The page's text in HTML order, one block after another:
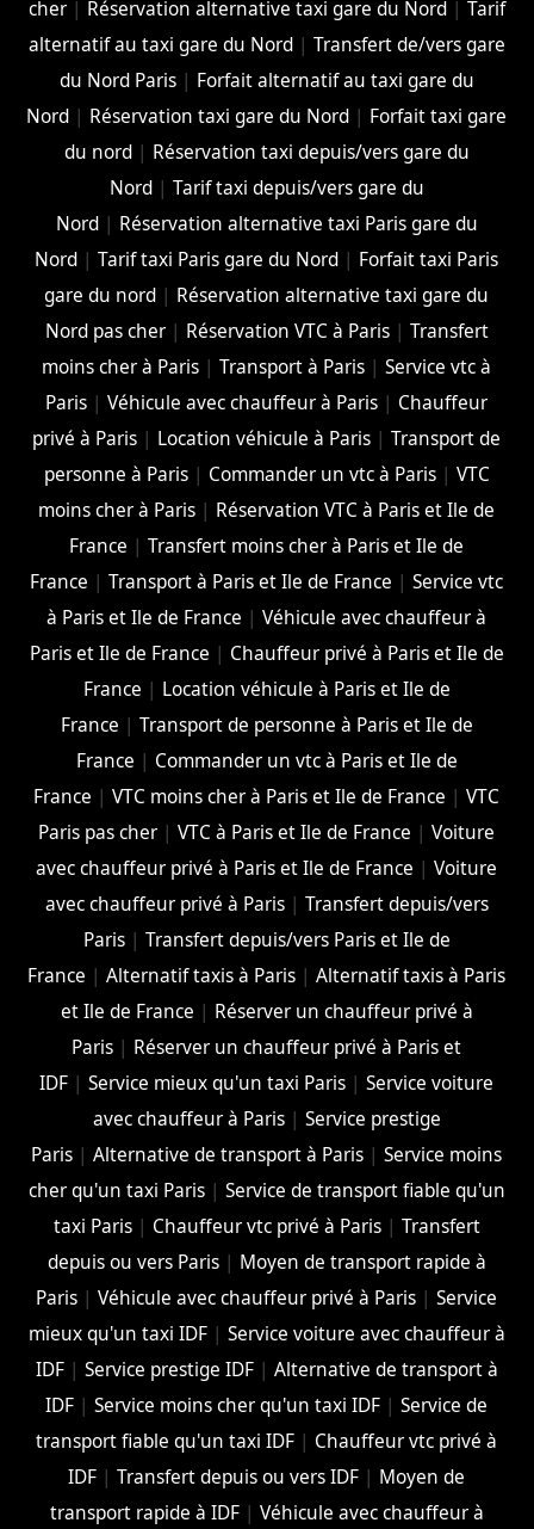
cher| Réservation alternative taxi gare du Nord| Tarif
alternatif au taxi gare du Nord| Transfert de/vers gare
du Nord Paris| Forfait alternatif au taxi gare du
Nord | Réservation taxi gare du Nord | Forfait taxi gare
du nord| Réservation taxi depuis/vers gare du
Nord| Tarif taxi depuis/vers gare du
Nord| Réservation alternative taxi Paris gare du
Nord |Tarif taxi Paris gare du Nord | Forfait taxi Paris
gare du nord | Réservation alternative taxi gare du
Nord pas cher| Réservation VTC à Paris| Transfert
moins cher à Paris |Transport à Paris |Service vtc à
Paris |Véhicule avec chauffeur à Paris | Chauffeur
privé à Paris | Location véhicule à Paris |Transport de
personne à Paris| Commander un vtc à Paris| VTC
moins cher à Paris | Réservation VTC à Paris et Ile de
France |Transfert moins cher à Paris et Ile de
France |Transport à Paris et Ile de France |Service vtc
à Paris et Ile de France |Véhicule avec chauffeur à
Paris et Ile de France | Chauffeur privé à Paris et Ile de
France | Location véhicule à Paris et Ile de
France | Transport de personne à Paris et Ile de
France | Commander un vtc à Paris et Ile de
France |VTC moins cher à Paris et Ile de France |VTC
Paris pas cher |VTC à Paris et Ile de France |Voiture
avec chauffeur privé à Paris et Ile de France |Voiture
avec chauffeur privé à Paris| Transfert depuis/vers
Paris| Transfert depuis/vers Paris et Ile de
France |Alternatif taxis à Paris |Alternatif taxis à Paris
et Ile de France | Réserver un chauffeur privé à
Paris | Réserver un chauffeur privé à Paris et
IDF |Service mieux qu'un taxi Paris |Service voiture
avec chauffeur à Paris| Service prestige
Paris |Alternative de transport à Paris |Service moins
cher qu'un taxi Paris| Service de transport fiable qu'un
taxi Paris| Chauffeur vtc privé à Paris| Transfert
depuis ou vers Paris| Moyen de transport rapide à
Paris |Véhicule avec chauffeur privé à Paris |Service
mieux qu'un taxi IDF| Service voiture avec chauffeur à
IDF| Service prestige IDF| Alternative de transport à
IDF |Service moins cher qu'un taxi IDF |Service de
transport fiable qu'un taxi IDF | Chauffeur vtc privé à
IDF |Transfert depuis ou vers IDF | Moyen de
transport rapide à IDF| Véhicule avec chauffeur à